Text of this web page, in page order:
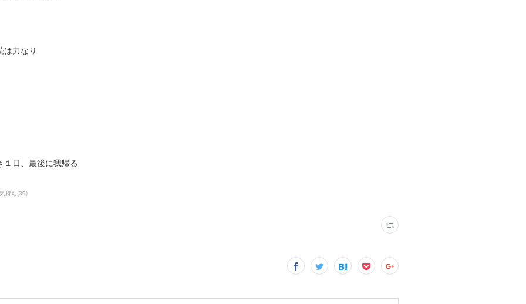
は力なり
１日、最後に我帰る
持ち(39)